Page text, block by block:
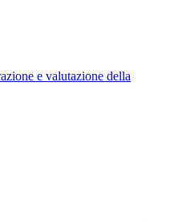
e valutazione della